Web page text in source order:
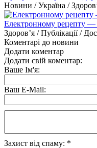
Новини / Україна /
Електронному рецепту —
Здоров’я / Публікації /
Коментарі до новини
Додати коментар
Додати свій коментар:
Ваше Ім'я:
Ваш E-Mail:
Захист від спаму: *